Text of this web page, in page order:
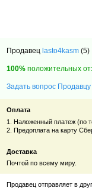
Продавец lasto4kasm (5)
100% положительных
Задать вопрос Продавцу
Оплата
1. Наложенный платеж (по
2. Предоплата на карту
Доставка
Почтой по всему миру.
Продавец отправляет в